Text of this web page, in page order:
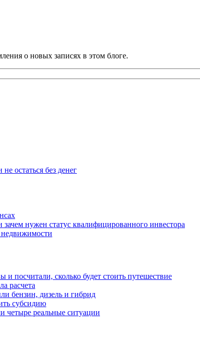
о новых записях в этом блоге.
остаться без денег
нужен статус квалифицированного инвестора
посчитали, сколько будет стоить путешествие
расчета
бензин, дизель и гибрид
субсидию
четыре реальные ситуации